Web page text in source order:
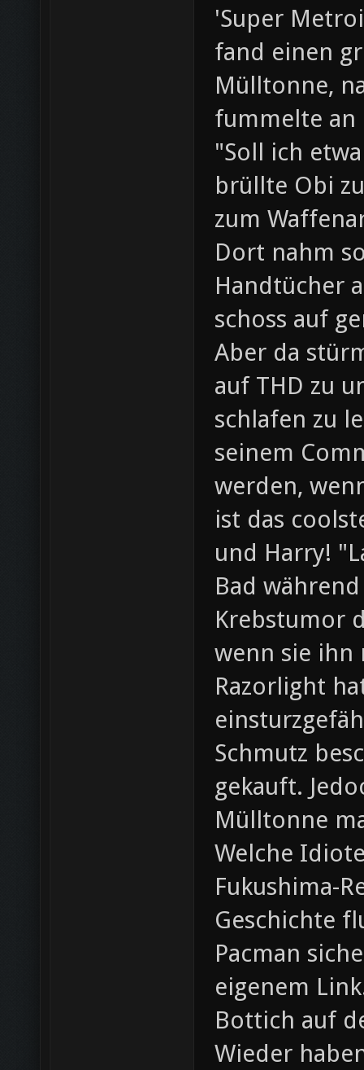
'Super
fand einen
Mülltonne,
fummelte an
"Soll ich
brüllte Obi
zum
Dort nahm
Handtücher
schoss auf
Aber da
auf THD zu
schlafen zu
seinem
werden,
ist das
und Harry!
Bad
Krebstumor
wenn sie ihn
Razorlight
Schmutz
gekauft.
Mülltonne
Welche
Fukushima-
Geschichte
Pacman
eigenem
Bottich auf
Wieder